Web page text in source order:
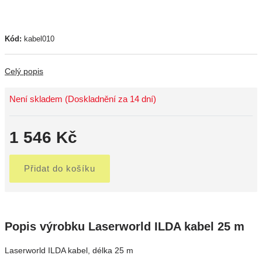
Kód: kabel010
Celý popis
Není skladem (Doskladnění za 14 dní)
1 546 Kč
Přidat do košíku
Popis výrobku Laserworld ILDA kabel 25 m
Laserworld ILDA kabel, délka 25 m